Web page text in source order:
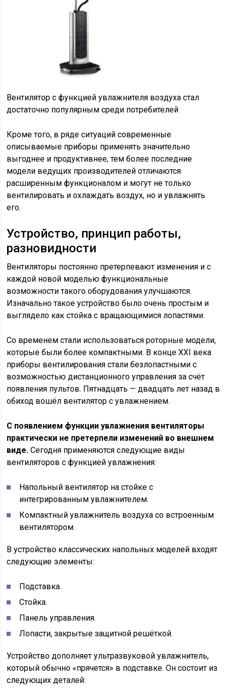
Вентилятор с функцией увлажнителя воздуха стал
достаточно популярным среди потребителей
Кроме того, в ряде ситуаций современные
описываемые приборы применять значительно
выгоднее и продуктивнее, тем более последние
модели ведущих производителей отличаются
расширенным функционалом и могут не только
вентилировать и охлаждать воздух, но и увлажнять
его.
Устройство, принцип работы,
разновидности
Вентиляторы постоянно претерпевают изменения и с
каждой новой моделью функциональные
возможности такого оборудования улучшаются.
Изначально такое устройство было очень простым и
выглядело как стойка с вращающимися лопастями.
Со временем стали использоваться роторные модели,
которые были более компактными. В конце XXI века
приборы вентилирования стали безлопастными с
возможностью дистанционного управления за счёт
появления пультов. Пятнадцать — двадцать лет назад в
обиход вошёл вентилятор с увлажнением.
С появлением функции увлажнения вентиляторы
практически не претерпели изменений во внешнем
виде. Сегодня применяются следующие виды
вентиляторов с функцией увлажнения:
Напольный вентилятор на стойке с
интегрированным увлажнителем.
Компактный увлажнитель воздуха со встроенным
вентилятором.
В устройство классических напольных моделей входят
следующие элементы:
Подставка.
Стойка.
Панель управления.
Лопасти, закрытые защитной решёткой.
Устройство дополняет ультразвуковой увлажнитель,
который обычно «прячется» в подставке. Он состоит из
следующих деталей: